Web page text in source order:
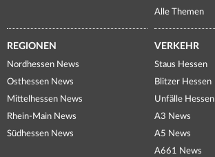
Alle Themen
REGIONEN
Nordhessen News
Osthessen News
Mittelhessen News
Rhein-Main News
Südhessen News
VERKEHR
Staus Hessen
Blitzer Hessen
Unfälle Hessen
A3 News
A5 News
A661 News